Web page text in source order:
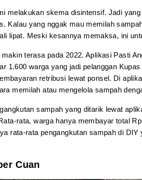
melakukan skema disintensif. Jadi
Kalau yang nggak mau memilah
lipat. Meski kesannya memaksa, ini
terasa pada 2022. Aplikasi Pasti
1.600 warga yang jadi pelanggan
retribusi lewat ponsel. Di
memilah atau mengelola sampah
sampah yang ditarik lewat
rata, warga hanya membayar total
rata-rata pengangkutan sampah di
Cuan